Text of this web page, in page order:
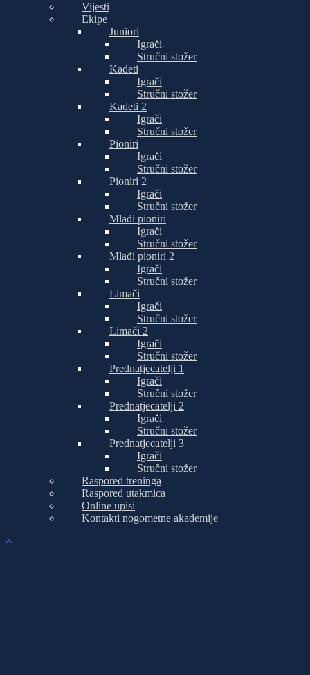
Vijesti
Ekipe
Juniori
Igrači
Stručni stožer
Kadeti
Igrači
Stručni stožer
Kadeti 2
Igrači
Stručni stožer
Pioniri
Igrači
Stručni stožer
Pioniri 2
Igrači
Stručni stožer
Mlađi pioniri
Igrači
Stručni stožer
Mlađi pioniri 2
Igrači
Stručni stožer
Limači
Igrači
Stručni stožer
Limači 2
Igrači
Stručni stožer
Prednatjecatelji 1
Igrači
Stručni stožer
Prednatjecatelji 2
Igrači
Stručni stožer
Prednatjecatelji 3
Igrači
Stručni stožer
Raspored treninga
Raspored utakmica
Online upisi
Kontakti nogometne akademije